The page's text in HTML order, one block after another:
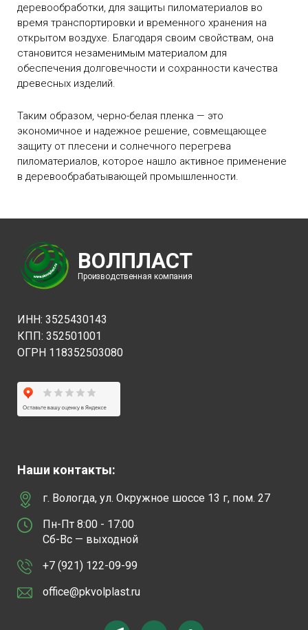
деревообработки, для защиты пиломатериалов во
время транспортировки и временного хранения на
открытом воздухе. Благодаря своим свойствам, она
становится незаменимым материалом для
обеспечения долговечности и сохранности качества
древесных изделий.
Таким образом, черно-белая пленка — это
экономичное и надежное решение, совмещающее
защиту от плесени и солнечного перегрева
пиломатериалов, которое нашло активное применение
в деревообрабатывающей промышленности.
ВОЛПЛАСТ
Производственная компания
ИНН: 3525430143
КПП: 352501001
ОГРН 118352503080
Наши контакты:
г. Вологда, ул. Окружное шоссе 13 г, пом. 27
Пн-Пт 8:00 - 17:00
Сб-Вс — выходной
+7 (921) 122-09-99
office@pkvolplast.ru